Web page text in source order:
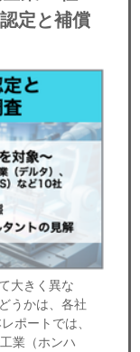
定と補償
大きく異な
うかは、各社
ポートでは、
業（ホンハ